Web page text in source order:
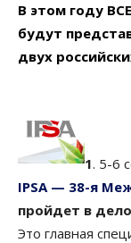
В этом году
будут
двух
1. 5-6
IPSA — 38-я
пройдет в
Это главная